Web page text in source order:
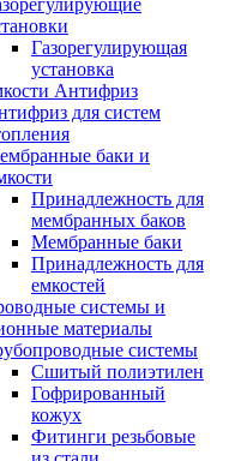
Газорегулирующая
установка
Антифриз
для систем
баки и
Принадлежность для
мембранных баков
Мембранные баки
Принадлежность для
емкостей
системы и
материалы
системы
Сшитый полиэтилен
Гофрированный
кожух
Фитинги резьбовые